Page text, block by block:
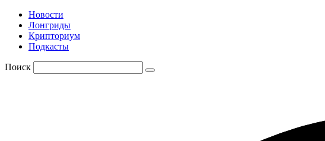
Новости
Лонгриды
Крипториум
Подкасты
Поиск